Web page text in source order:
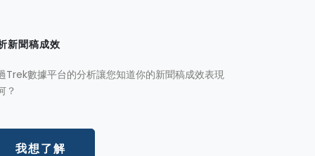
新聞稿成效
Trek數據平台的分析讓您知道你的新聞稿成效表現
？
我想了解